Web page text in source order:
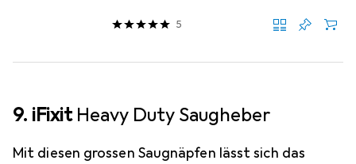
5
9. iFixitHeavy Duty Saugheber
Mit diesen grossen Saugnäpfen lässt sich das